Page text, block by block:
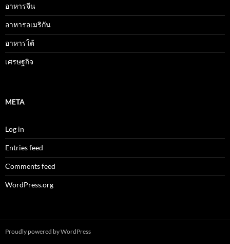
อาหารจีน
อาหารอเมริกัน
อาหารใต้
เศรษฐกิจ
META
Log in
Entries feed
Comments feed
WordPress.org
Proudly powered by WordPress